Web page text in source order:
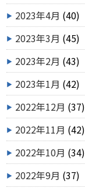
2023年4月 (40)
2023年3月 (45)
2023年2月 (43)
2023年1月 (42)
2022年12月 (37)
2022年11月 (42)
2022年10月 (34)
2022年9月 (37)